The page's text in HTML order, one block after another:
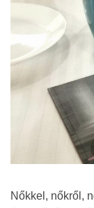
Nőkkel, nőkről,